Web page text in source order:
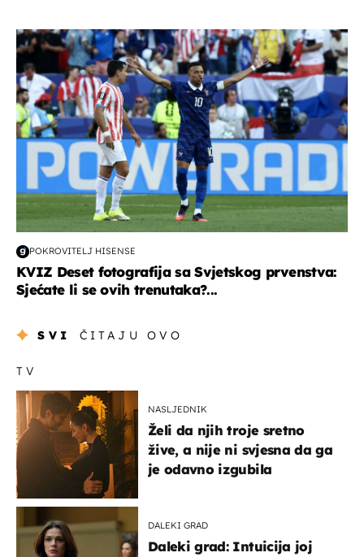
svjetsko prvenstvo 2026
POKROVITELJ HISENSE
KVIZ Deset fotografija sa Svjetskog prvenstva:
Sjećate li se ovih trenutaka?...
SVI ČITAJU OVO
TV
NASLJEDNIK
Želi da njih troje sretno
žive, a nije ni svjesna da ga
je odavno izgubila
DALEKI GRAD
Daleki grad: Intuicija joj